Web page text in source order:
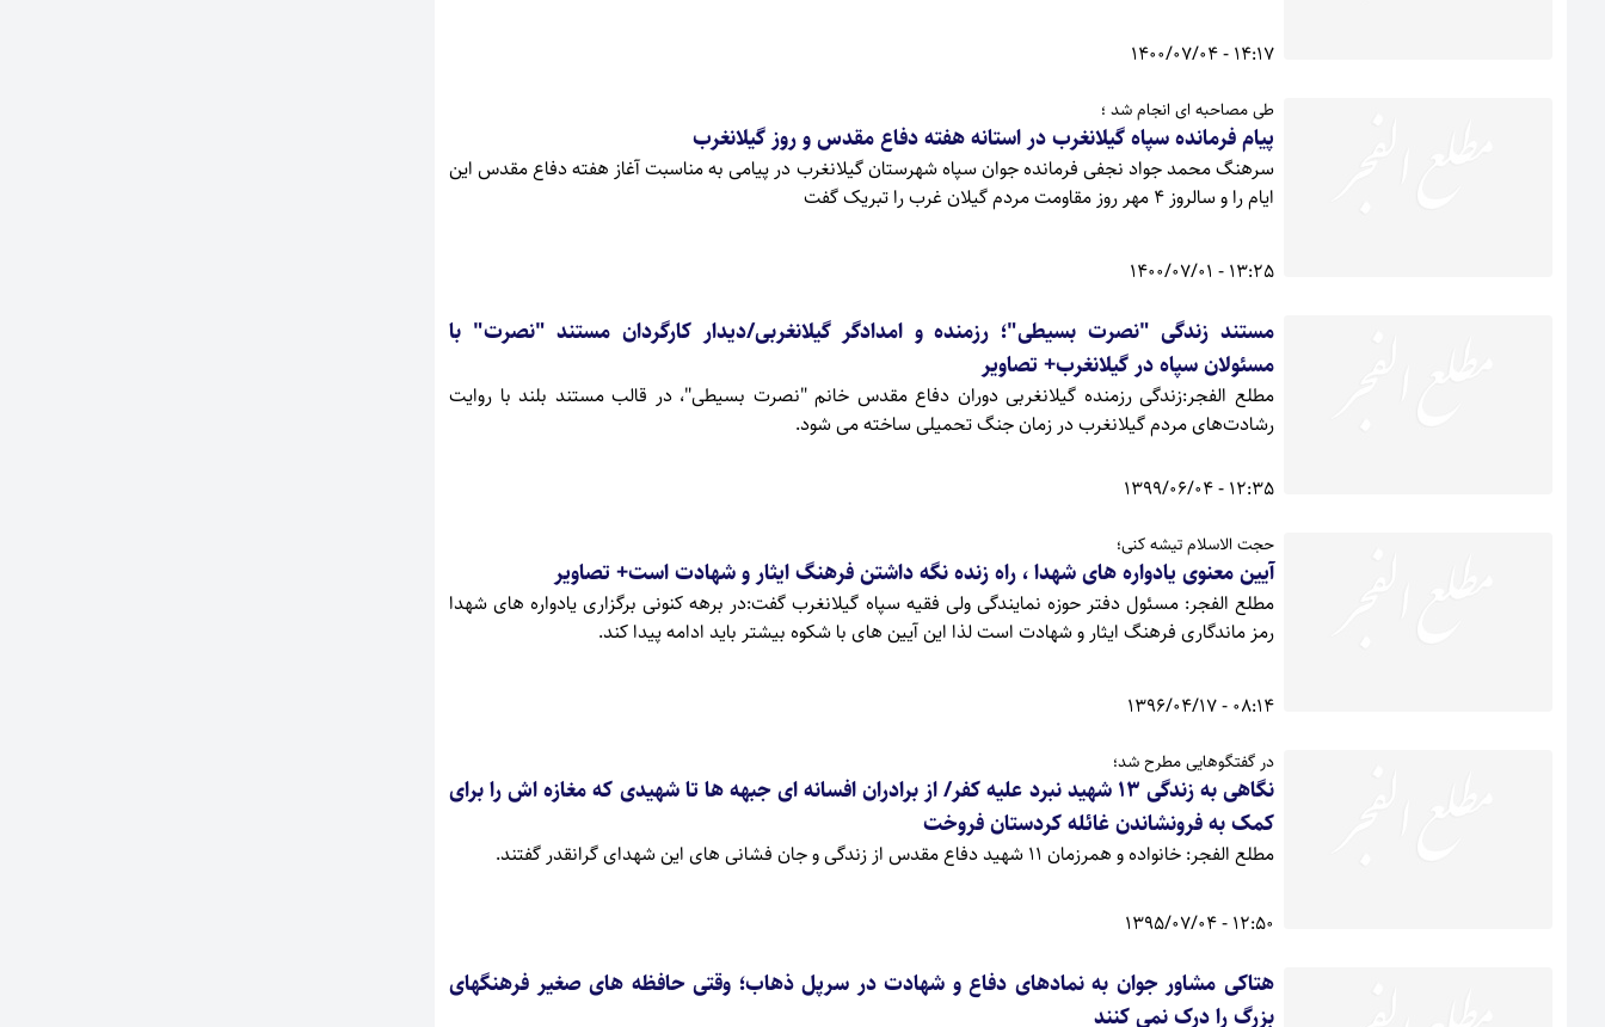
14:17 - 1400/07/04
طی مصاحبه ای انجام شد ؛
پیام فرمانده سپاه گیلانغرب در استانه هفته دفاع مقدس و روز گیلانغرب
سرهنگ محمد جواد نجفی فرمانده جوان سپاه شهرستان گیلانغرب در پیامی به مناسبت آغاز هفته دفاع مقدس این
ایام را و سالروز 4 مهر روز مقاومت مردم گیلان غرب را تبریک گفت
13:25 - 1400/07/01
مستند زندگی "نصرت بسیطی"؛ رزمنده و امدادگر گیلانغربی/دیدار کارگردان مستند "نصرت" با
مسئولان سپاه در گیلانغرب+ تصاویر
مطلع الفجر:زندگی رزمنده گیلانغربی دوران دفاع مقدس خانم "نصرت بسیطی"، در قالب مستند بلند با روایت
رشادت‌های مردم گیلانغرب در زمان جنگ تحمیلی ساخته می شود.
12:35 - 1399/06/04
حجت الاسلام تیشه کنی؛
آیین معنوی یادواره های شهدا ، راه زنده نگه داشتن فرهنگ ایثار و شهادت است+ تصاویر
مطلع الفجر: مسئول دفتر حوزه نمایندگی ولی فقیه سپاه گیلانغرب گفت:در برهه کنونی برگزاری یادواره های شهدا
رمز ماندگاری فرهنگ ایثار و شهادت است لذا این آیین های با شکوه بیشتر باید ادامه پیدا کند.
08:14 - 1396/04/17
در گفتگوهایی مطرح شد؛
نگاهی به زندگی 13 شهید نبرد علیه کفر/ از برادران افسانه ای جبهه ها تا شهیدی که مغازه اش را برای
کمک به فرونشاندن غائله کردستان فروخت
مطلع الفجر: خانواده و همرزمان 11 شهید دفاع مقدس از زندگی و جان فشانی های این شهدای گرانقدر گفتند.
12:50 - 1395/07/04
هتاکی مشاور جوان به نمادهای دفاع و شهادت در سرپل ذهاب؛ وقتی حافظه های صغیر فرهنگهای
بزرگ را درک نمی کنند